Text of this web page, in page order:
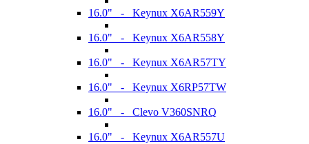
16.0" - Keynux X6AR559Y
16.0" - Keynux X6AR558Y
16.0" - Keynux X6AR57TY
16.0" - Keynux X6RP57TW
16.0" - Clevo V360SNRQ
16.0" - Keynux X6AR557U